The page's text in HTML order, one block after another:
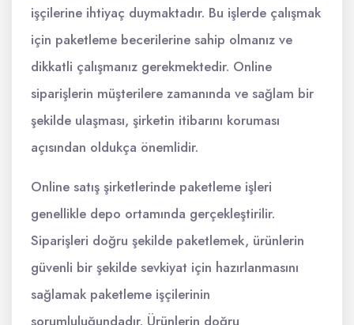
işçilerine ihtiyaç duymaktadır. Bu işlerde çalışmak
için paketleme becerilerine sahip olmanız ve
dikkatli çalışmanız gerekmektedir. Online
siparişlerin müşterilere zamanında ve sağlam bir
şekilde ulaşması, şirketin itibarını koruması
açısından oldukça önemlidir.
Online satış şirketlerinde paketleme işleri
genellikle depo ortamında gerçekleştirilir.
Siparişleri doğru şekilde paketlemek, ürünlerin
güvenli bir şekilde sevkiyat için hazırlanmasını
sağlamak paketleme işçilerinin
sorumluluğundadır. Ürünlerin doğru